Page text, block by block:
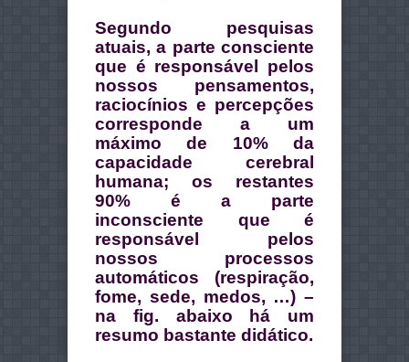
Segundo pesquisas
atuais, a parte consciente
que é responsável pelos
nossos pensamentos,
raciocínios e percepções
corresponde a um
máximo de 10% da
capacidade cerebral
humana; os restantes
90% é a parte
inconsciente que é
responsável pelos
nossos processos
automáticos (respiração,
fome, sede, medos, …) –
na fig. abaixo há um
resumo bastante didático.